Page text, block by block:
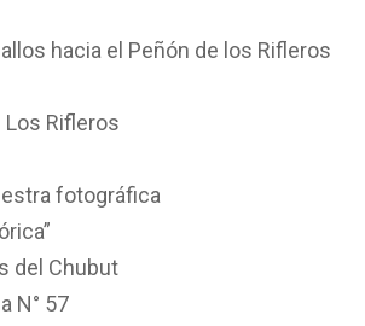
hacia el Peñón de los Rifleros
Rifleros
fotográfica
del Chubut
N° 57